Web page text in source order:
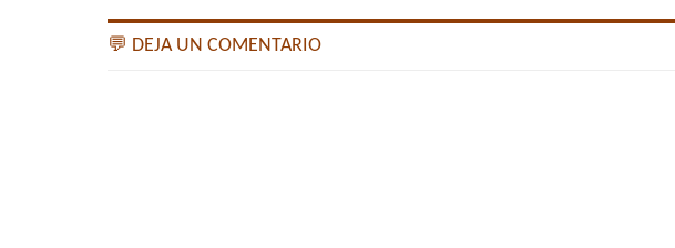
💬 DEJA UN COMENTARIO